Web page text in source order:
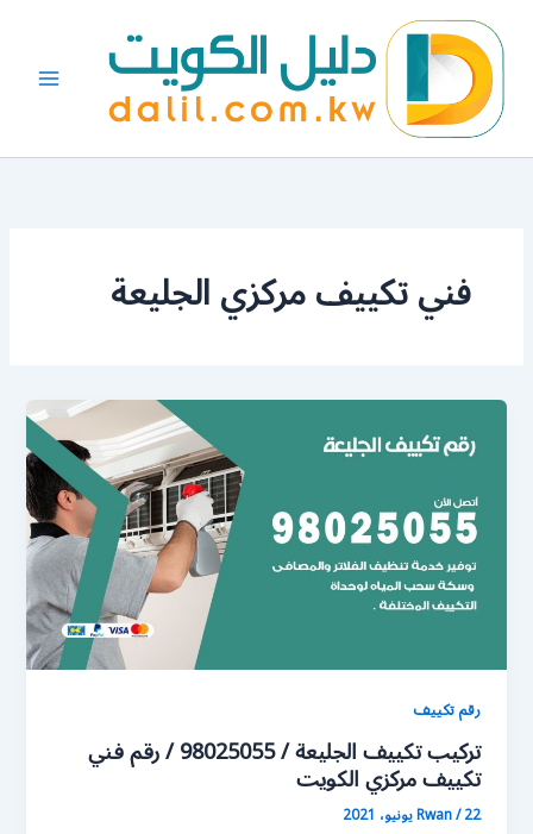
المحتوى
فني تكييف مركزي الجليعة
رقم تكييف
تركيب تكييف الجليعة / 98025055 / رقم فني
تكييف مركزي الكويت
Rwan/22 يونيو، 2021